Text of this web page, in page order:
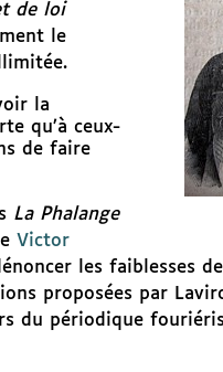
de loi
le
la
qu’à ceux-
de faire
La Phalange
Victor
les faiblesses
proposées par
du périodique